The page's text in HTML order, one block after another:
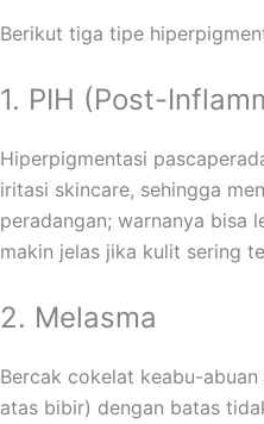
Berikut tiga tipe
1. PIH (Post-
Hiperpigmentasi
iritasi skincare, sehingga
peradangan; warnanya bisa
makin jelas jika kulit sering
2. Melasma
Bercak cokelat keabu-
atas bibir) dengan batas